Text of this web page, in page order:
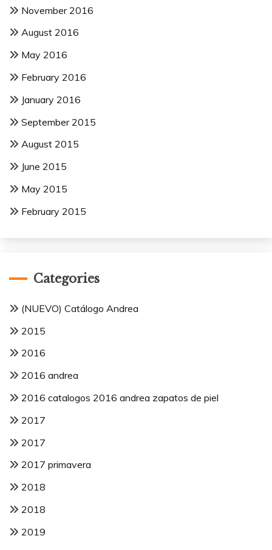
November 2016
August 2016
May 2016
February 2016
January 2016
September 2015
August 2015
June 2015
May 2015
February 2015
Categories
(NUEVO) Catálogo Andrea
2015
2016
2016 andrea
2016 catalogos 2016 andrea zapatos de piel
2017
2017
2017 primavera
2018
2018
2019